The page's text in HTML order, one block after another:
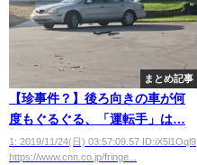
まとめ記事
【珍事件？】後ろ向きの車が何
度もぐるぐる、「運転手」は…
1: 2019/11/24(日) 03:57:09.57 ID:iX5l1Oql9
https://www.cnn.co.jp/fringe...